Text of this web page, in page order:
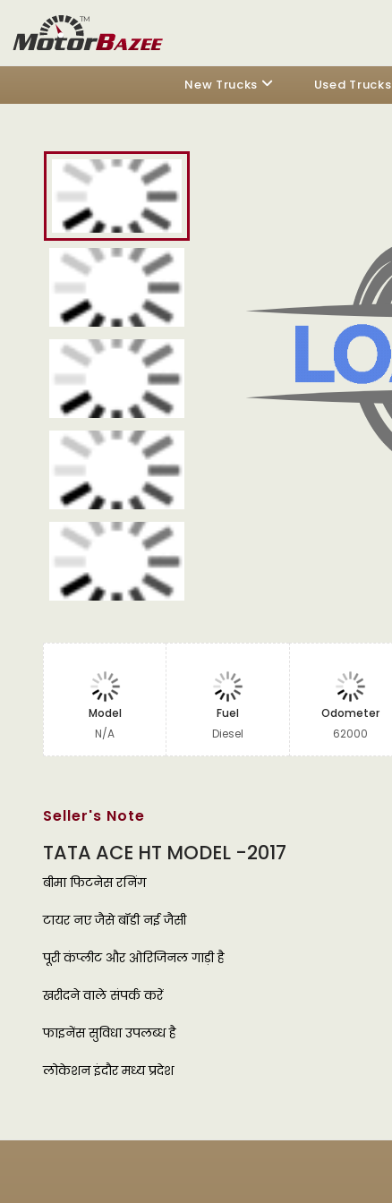
New Trucks Used Trucks
Model
N/A
Fuel
Diesel
Odometer
62000
Seller's Note
TATA ACE HT MODEL -2017
बीमा फिटनेस रनिंग
टायर नए जैसे बॉडी नई जैसी
पूरी कंप्लीट और ओरिजिनल गाड़ी है
खरीदने वाले संपर्क करें
फाइनेंस सुविधा उपलब्ध है
लोकेशन इंदौर मध्य प्रदेश